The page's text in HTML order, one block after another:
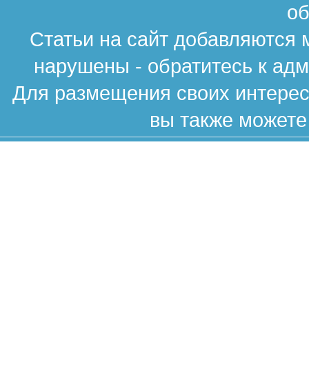
Статьи на сайт
нарушены - обратитесь к
Для размещения своих
вы также